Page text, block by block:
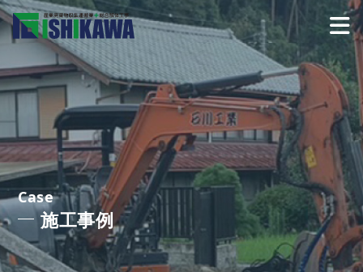
Case
施工事例